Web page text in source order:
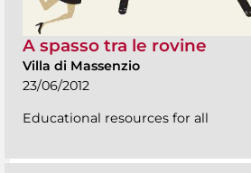
A spasso tra le rovine
Villa di Massenzio
23/06/2012
Educational resources for all